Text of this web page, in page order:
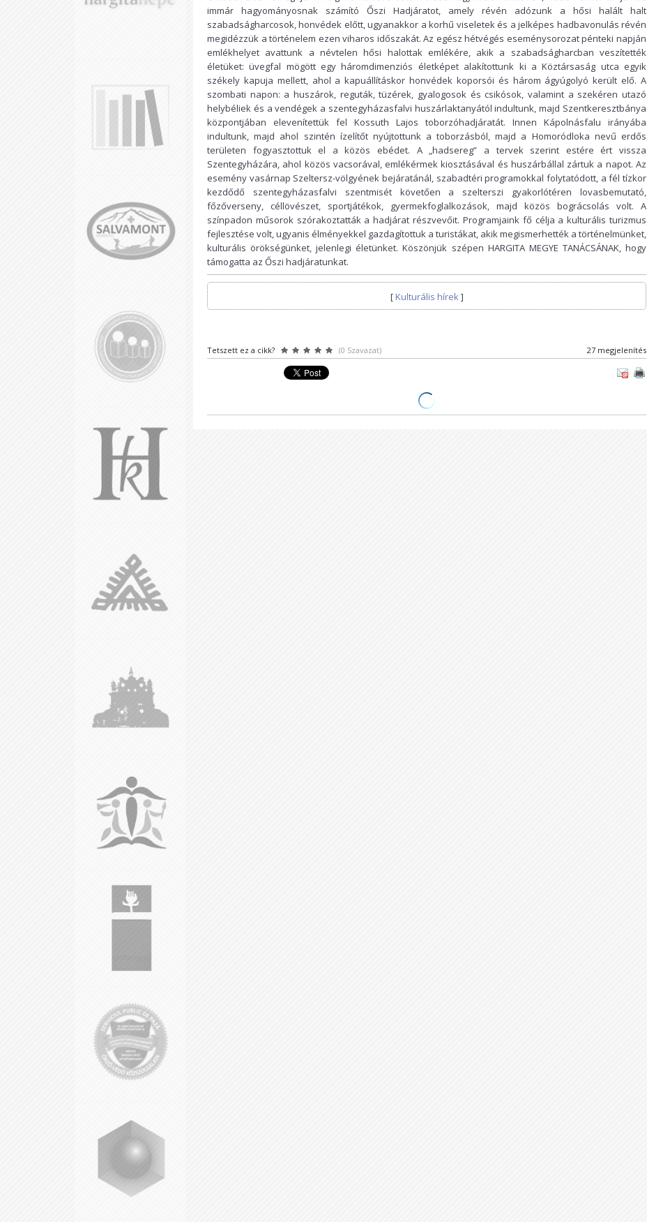
immár hagyományosnak számító Őszi Hadjáratot, amely révén adózunk a hősi halált halt
szabadságharcosok, honvédek előtt, ugyanakkor a korhű viseletek és a jelképes hadbavonulás révén
megidézzük a történelem ezen viharos időszakát. Az egész hétvégés eseménysorozat pénteki napján
emlékhelyet avattunk a névtelen hősi halottak emlékére, akik a szabadságharcban veszítették
életüket: üvegfal mögött egy háromdimenziós életképet alakítottunk ki a Köztársaság utca egyik
székely kapuja mellett, ahol a kapuállításkor honvédek koporsói és három ágyúgolyó került elő. A
szombati napon: a huszárok, reguták, tüzérek, gyalogosok és csikósok, valamint a szekéren utazó
helybéliek és a vendégek a szentegyházasfalvi huszárlaktanyától indultunk, majd Szentkeresztbánya
központjában elevenítettük fel Kossuth Lajos toborzóhadjáratát. Innen Kápolnásfalu irányába
indultunk, majd ahol szintén ízelítőt nyújtottunk a toborzásból, majd a Homoródloka nevű erdős
területen fogyasztottuk el a közös ebédet. A „hadsereg” a tervek szerint estére ért vissza
Szentegyházára, ahol közös vacsorával, emlékérmek kiosztásával és huszárbállal zártuk a napot. Az
esemény vasárnap Szeltersz-völgyének bejáratánál, szabadtéri programokkal folytatódott, a fél tízkor
kezdődő szentegyházasfalvi szentmisét követően a szelterszi gyakorlótéren lovasbemutató,
főzőverseny, céllövészet, sportjátékok, gyermekfoglalkozások, majd közös bográcsolás volt. A
színpadon műsorok szórakoztatták a hadjárat részvevőit. Programjaink fő célja a kulturális turizmus
fejlesztése volt, ugyanis élményekkel gazdagítottuk a turistákat, akik megismerhették a történelmünket,
kulturális örökségünket, jelenlegi életünket. Köszönjük szépen HARGITA MEGYE TANÁCSÁNAK, hogy
támogatta az Őszi hadjáratunkat.
[ Kulturális hírek]
Tetszett ez a cikk? (0 Szavazat) 27 megjelenítés